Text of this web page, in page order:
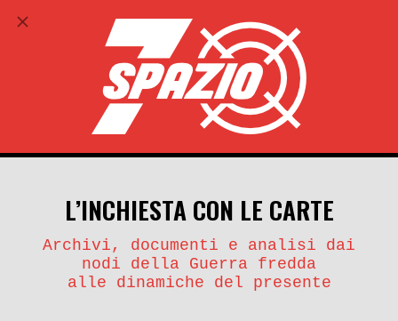
ABBONATI
search account_circle
L’INCHIESTA CON LE CARTE
Archivi, documenti e analisi dai
nodi della Guerra fredda
alle dinamiche del presente